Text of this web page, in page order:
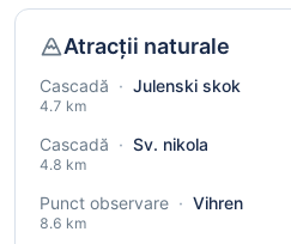
Atracții naturale
Cascadă · Julenski skok
4.7 km
Cascadă · Sv. nikola
4.8 km
Punct observare · Vihren
8.6 km